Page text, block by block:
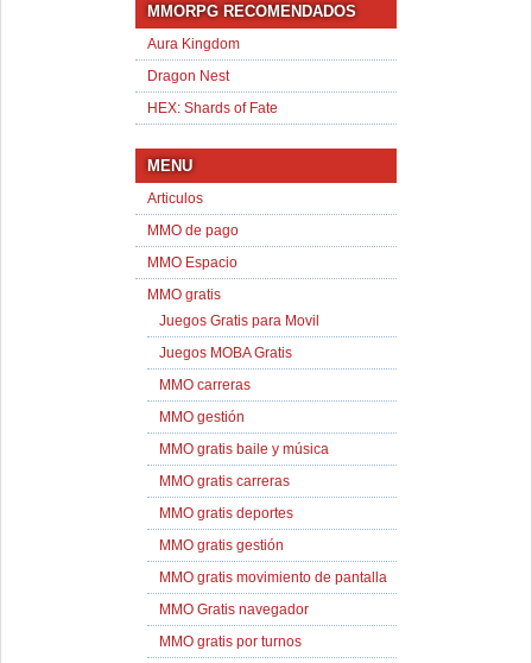
MMORPG RECOMENDADOS
Aura Kingdom
Dragon Nest
HEX: Shards of Fate
MENU
Articulos
MMO de pago
MMO Espacio
MMO gratis
Juegos Gratis para Movil
Juegos MOBA Gratis
MMO carreras
MMO gestión
MMO gratis baile y música
MMO gratis carreras
MMO gratis deportes
MMO gratis gestión
MMO gratis movimiento de pantalla
MMO Gratis navegador
MMO gratis por turnos